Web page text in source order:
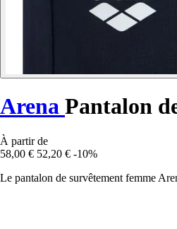
Arena Pantalon
À partir de
58,00 € 52,20 € -10%
Le pantalon de survêtement femme